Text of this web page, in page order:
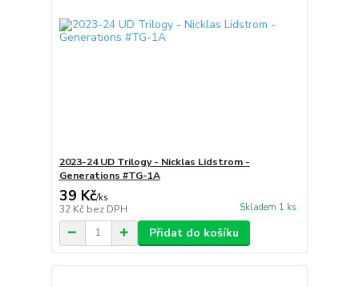
2023-24 UD Trilogy - Nicklas Lidstrom -
Generations #TG-1A
39 Kč/ks
32 Kč bez DPH Skladem 1 ks
Přidat do košíku